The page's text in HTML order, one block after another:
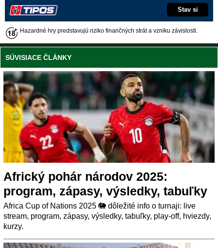
Stav si
Hazardné hry predstavujú riziko finančných strát a vzniku závislosti.
SÚVISIACE ČLÁNKY
Africký pohár národov 2025:
program, zápasy, výsledky, tabuľky
Africa Cup of Nations 2025 🐘 dôležité info o turnaji: live
stream, program, zápasy, výsledky, tabuľky, play-off, hviezdy,
kurzy.